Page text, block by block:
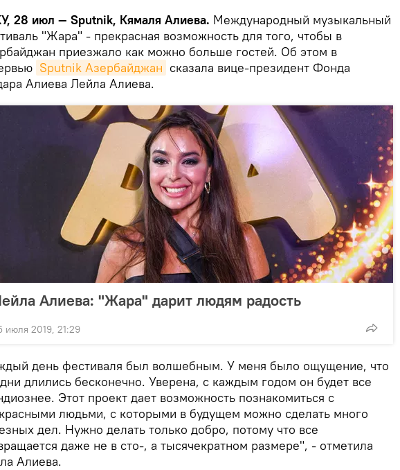
28 июл — Sputnik, Кямаля Алиева. Международный музыкальный
"Жара" - прекрасная возможность для того, чтобы в
приезжало как можно больше гостей. Об этом в
Sputnik Азербайджан сказала вице-президент Фонда
Алиева Лейла Алиева.
Алиева: "Жара" дарит людям радость
июля 2019, 21:29
день фестиваля был волшебным. У меня было ощущение, что
длились бесконечно. Уверена, с каждым годом он будет все
Этот проект дает возможность познакомиться с
людьми, с которыми в будущем можно сделать много
дел. Нужно делать только добро, потому что все
даже не в сто-, а тысячекратном размере", - отметила
Алиева.